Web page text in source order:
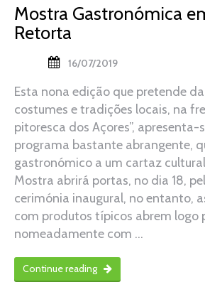
Mostra Gastronómica
Retorta
16/07/2019
Esta nona edição que pretende
costumes e tradições locais, na
pitoresca dos Açores”, apresenta-
programa bastante abrangente,
gastronómico a um cartaz
Mostra abrirá portas, no dia 18,
cerimónia inaugural, no entanto,
com produtos típicos abrem logo
nomeadamente com …
Continue reading